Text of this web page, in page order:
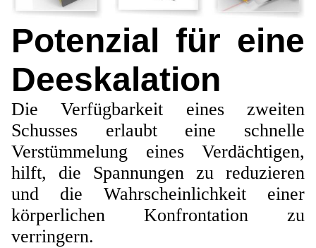
Potenzial für eine
Deeskalation
Die Verfügbarkeit eines zweiten
Schusses erlaubt eine schnelle
Verstümmelung eines Verdächtigen,
hilft, die Spannungen zu reduzieren
und die Wahrscheinlichkeit einer
körperlichen Konfrontation zu
verringern.